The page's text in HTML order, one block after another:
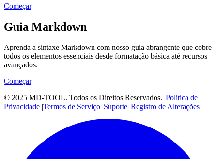
Começar
Guia Markdown
Aprenda a sintaxe Markdown com nosso guia abrangente que cobre
todos os elementos essenciais desde formatação básica até recursos
avançados.
Começar
© 2025 MD-TOOL. Todos os Direitos Reservados. |Política de
Privacidade |Termos de Serviço |Suporte |Registro de Alterações